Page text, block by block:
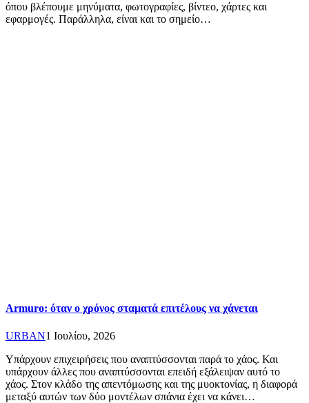
όπου βλέπουμε μηνύματα, φωτογραφίες, βίντεο, χάρτες και
εφαρμογές. Παράλληλα, είναι και το σημείο…
Armuro: όταν ο χρόνος σταματά επιτέλους να χάνεται
URBAN1 Ιουλίου, 2026
Υπάρχουν επιχειρήσεις που αναπτύσσονται παρά το χάος. Και
υπάρχουν άλλες που αναπτύσσονται επειδή εξάλειψαν αυτό το
χάος. Στον κλάδο της απεντόμωσης και της μυοκτονίας, η διαφορά
μεταξύ αυτών των δύο μοντέλων σπάνια έχει να κάνει…